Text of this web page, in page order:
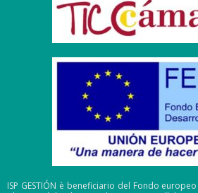
ISP GESTIÓN è beneficiario del Fondo